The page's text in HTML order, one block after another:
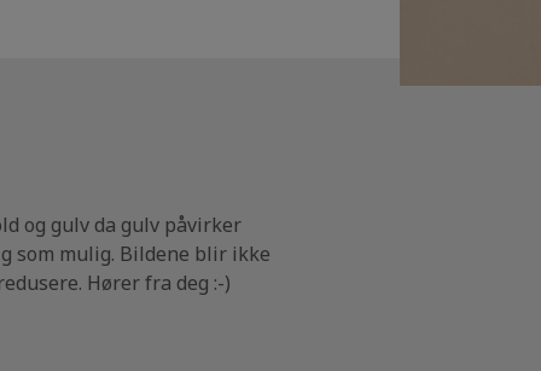
og gulv da gulv påvirker
som mulig. Bildene blir ikke
Hører fra deg :-)